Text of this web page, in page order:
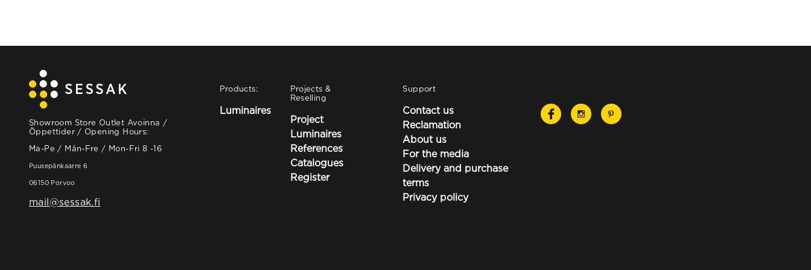
Showroom Store Outlet Avoinna /
Öppettider / Opening Hours:
Ma-Pe / Mån-Fre / Mon-Fri 8 -16
Puusepänkaarre 6
06150 Porvoo
mail@sessak.fi
Products:
Luminaires
Projects &
Reselling
Project
Luminaires
References
Catalogues
Register
Support
Contact us
Reclamation
About us
For the media
Delivery and purchase
terms
Privacy policy